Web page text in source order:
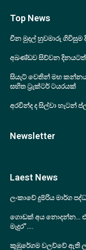
Top News
චීන මුදල් හුවමාරු ගිවිසුම
අඛණ්ඩව සිව්වන
සියැට් වෙතින් මහ
සහිත ට්‍රැක්ටර් ටයරයක්
අරවින්ද ද සිල්වා හැටන්
Newsletter
Laest News
ලංකාවේ දුම්රිය මාර්ග
ගොඩක් අය නොදන්න… ඒත්
මැදුර”….
කුඹුරේගම වලව්වේ ඇති